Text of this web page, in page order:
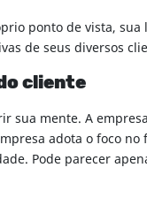
ponto de vista,
de seus diversos
cliente
sua mente. A
adota o foco
Pode parecer